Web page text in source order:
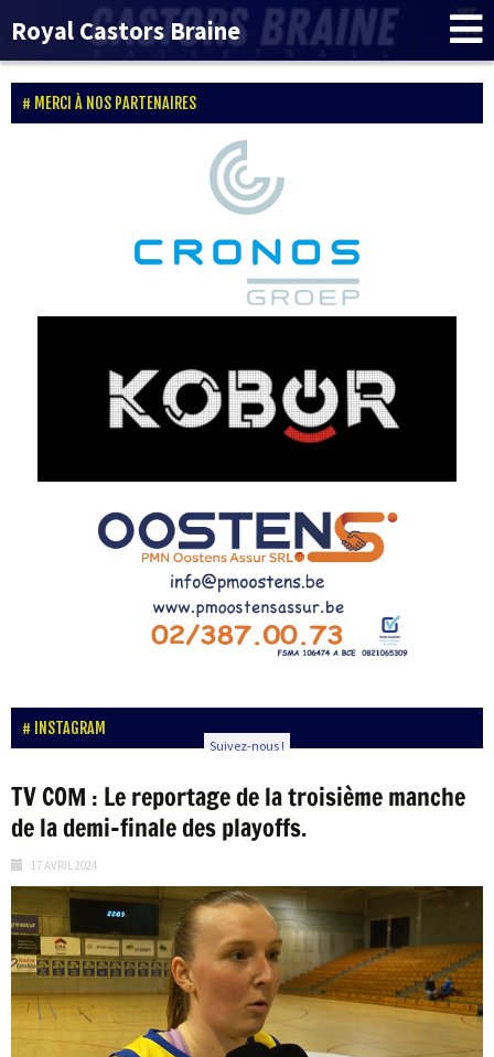
Royal Castors Braine
MERCI À NOS PARTENAIRES
INSTAGRAM
Suivez-nous !
TV COM : Le reportage de la troisième manche
de la demi-finale des playoffs.
17 AVRIL 2024